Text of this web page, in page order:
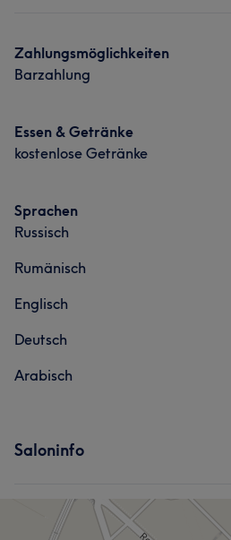
Zahlungsmöglichkeiten
Barzahlung
Essen & Getränke
kostenlose Getränke
Sprachen
Russisch
Rumänisch
Englisch
Deutsch
Arabisch
Saloninfo